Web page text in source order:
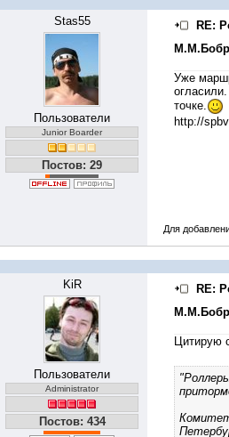
Stas55
Пользователи
Junior Boarder
Постов: 29
RE:
Уже
точке.
http://
Для
KiR
Пользователи
Administrator
Постов: 434
RE:
Цитирую